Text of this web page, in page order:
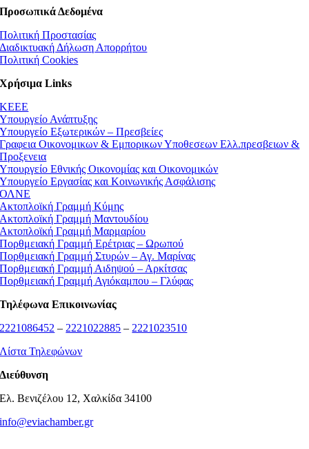
Προσωπικά Δεδομένα
Πολιτική Προστασίας
Διαδικτυακή Δήλωση Απορρήτου
Πολιτική Cookies
Χρήσιμα Links
ΚEEE
Υπουργείο Ανάπτυξης
Υπουργείο Εξωτερικών – Πρεσβείες
Γραφεια Οικονομικων & Εμπορικων Υποθεσεων Ελλ.πρεσβειων &
Προξενεια
Υπουργείο Εθνικής Οικονομίας και Οικονομικών
Υπουργείο Εργασίας και Κοινωνικής Ασφάλισης
ΟΛΝΕ
Ακτοπλοϊκή Γραμμή Κύμης
Ακτοπλοϊκή Γραμμή Μαντουδίου
Ακτοπλοϊκή Γραμμή Μαρμαρίου
Πορθμειακή Γραμμή Ερέτριας – Ωρωπού
Πορθμειακή Γραμμή Στυρών – Αγ. Μαρίνας
Πορθμειακή Γραμμή Αιδηψού – Αρκίτσας
Πορθμειακή Γραμμή Αγιόκαμπου – Γλύφας
Τηλέφωνα Επικοινωνίας
2221086452 – 2221022885 – 2221023510
Λίστα Τηλεφώνων
Διεύθυνση
Ελ. Βενιζέλου 12, Χαλκίδα 34100
info@eviachamber.gr